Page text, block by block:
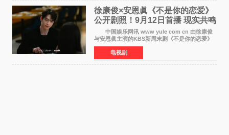
徐康俊×安恩眞《不是你的恋爱》
公开剧照！9月12日首播 现实共鸣
罗曼史来袭
中国娱乐网讯 www yule com cn 由徐康俊
与安恩眞主演的KBS新周末剧《不是你的恋爱》
于近日公开首波剧照，正式定档9月12日首
播。 剧照中，徐康俊与安恩眞并肩而坐，眼
神中流露出复杂而微
电视剧